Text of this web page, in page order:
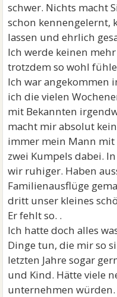
schwer. Nichts macht
schon kennengelernt,
lassen und ehrlich
Ich werde keinen
trotzdem so wohl fühle
Ich war angekommen
ich die vielen
mit Bekannten
macht mir absolut
immer mein Mann
zwei Kumpels dabei.
wir ruhiger. Haben
Familienausflüge
dritt unser kleines
Er fehlt so. .
Ich hatte doch alles
Dinge tun, die mir so
letzten Jahre sogar
und Kind. Hätte viele
unternehmen